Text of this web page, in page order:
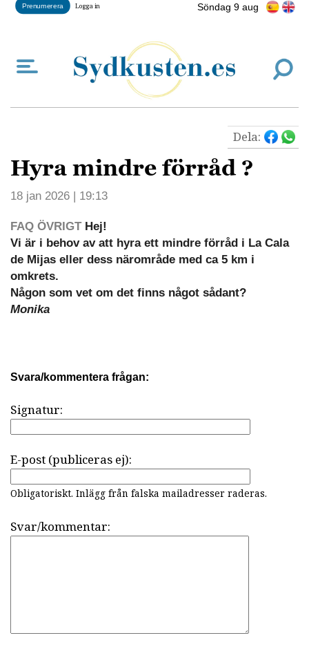
Söndag 9 aug
Prenumerera Logga in
Dela:
Hyra mindre förråd ?
18 jan 2026 | 19:13
FAQ ÖVRIGTHej!
Vi är i behov av att hyra ett mindre förråd i La Cala
de Mijas eller dess närområde med ca 5 km i
omkrets.
Någon som vet om det finns något sådant?
Monika
Svara/kommentera frågan:
Signatur:
E-post (publiceras ej):
Obligatoriskt. Inlägg från falska mailadresser raderas.
Svar/kommentar: